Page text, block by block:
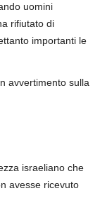
uomini
rifiutato di
importanti le
avvertimento sulla
israeliano che
avesse ricevuto